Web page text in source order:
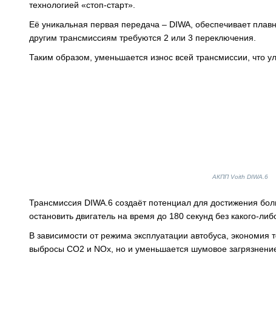
ДОРОЖНАЯ ИНДУСТРИЯ
СЕРВИСМЕНЫ
технологией «стоп-старт».
Её уникальная первая передача – DIWA, обеспечивает
другим трансмиссиям требуются 2 или 3 переключения.
Таким образом, уменьшается износ всей трансмиссии, что
АКПП Voith DIWA.6
Трансмиссия DIWA.6 создаёт потенциал для достижения
остановить двигатель на время до 180 секунд без какого-
В зависимости от режима эксплуатации автобуса,
выбросы CO2 и NOx, но и уменьшается шумовое